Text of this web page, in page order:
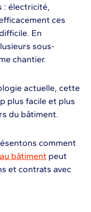
: électricité,
ces
En
sous-
chantier.
actuelle, cette
plus facile et plus
du bâtiment.
comment
bâtiment peut
et contrats avec